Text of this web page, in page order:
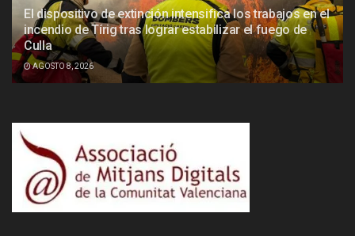
El dispositivo de extinción intensifica los trabajos en el
incendio de Tírig tras lograr estabilizar el fuego de
Culla
AGOSTO 8, 2026